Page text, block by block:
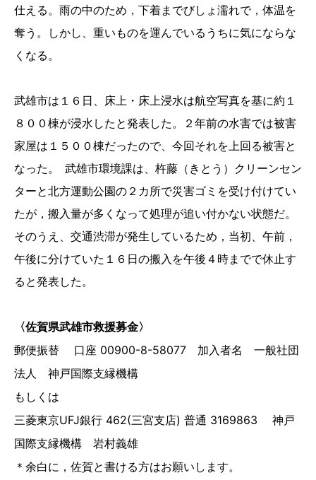
仕える。雨の中のため，下着までびしょ濡れで，体温を
奪う。しかし、重いものを運んでいるうちに気にならな
くなる。
武雄市は１６日、床上・床上浸水は航空写真を基に約１
８００棟が浸水したと発表した。２年前の水害では被害
家屋は１５００棟だったので、今回それを上回る被害と
なった。
武雄市環境課は、杵藤（きとう）クリーンセン
ターと北方運動公園の２カ所で災害ゴミを受け付けてい
たが，搬入量が多くなって処理が追い付かない状態だ。
そのうえ、交通渋滞が発生しているため，当初、午前，
午後に分けていた１６日の搬入を午後４時までで休止す
ると発表した。
〈佐賀県武雄市救援募金〉
郵便振替 口座 00900-8-58077 加入者名 一般社団
法人 神戸国際支縁機構
もしくは
三菱東京UFJ銀行 462(三宮支店) 普通 3169863 神戸
国際支縁機構 岩村義雄
＊余白に，佐賀と書ける方はお願いします。